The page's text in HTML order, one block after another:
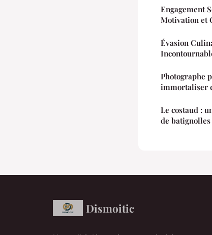
Engagement
Motivation et
Évasion
Photographe
immortaliser
Le costaud :
de batignolles
Dismoitic